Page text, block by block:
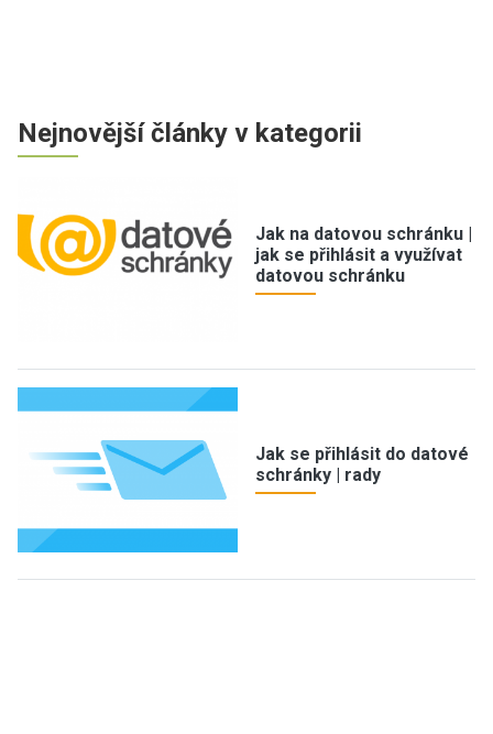
Nejnovější články v kategorii
Jak na datovou schránku |
jak se přihlásit a využívat
datovou schránku
Jak se přihlásit do datové
schránky | rady